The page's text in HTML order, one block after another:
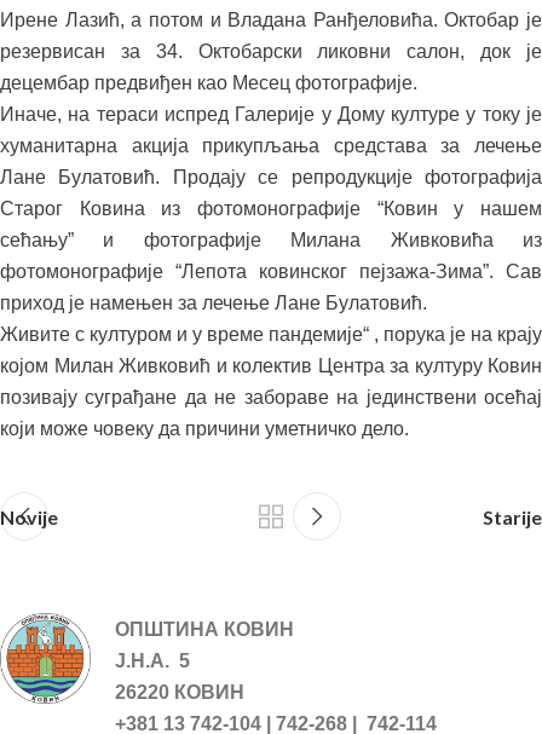
Ирене Лазић, а потом и Владана Ранђеловића. Октобар је
резервисан за 34. Октобарски ликовни салон, док је
децембар предвиђен као Месец фотографије.
Иначе, на тераси испред Галерије у Дому културе у току је
хуманитарна акција прикупљања средстава за лечење
Лане Булатовић. Продају се репродукције фотографија
Старог Ковина из фотомонографије “Ковин у нашем
сећању” и фотографије Милана Живковића из
фотомонографије “Лепота ковинског пејзажа-Зима”. Сав
приход је намењен за лечење Лане Булатовић.
Живите с културом и у време пандемије“ , порука је на крају
којом Милан Живковић и колектив Центра за културу Ковин
позивају суграђане да не забораве на јединствени осећај
који може човеку да причини уметничко дело.
Novije Starije
ОПШТИНА КОВИН
Ј.Н.А. 5
26220 КОВИН
+381 13 742-104 | 742-268 | 742-114